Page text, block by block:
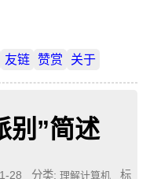
友链 赞赏 关于
别”简述
28 分类: 理解计算机
标